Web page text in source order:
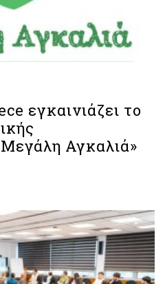
εγκαινιάζει το
Αγκαλιά»